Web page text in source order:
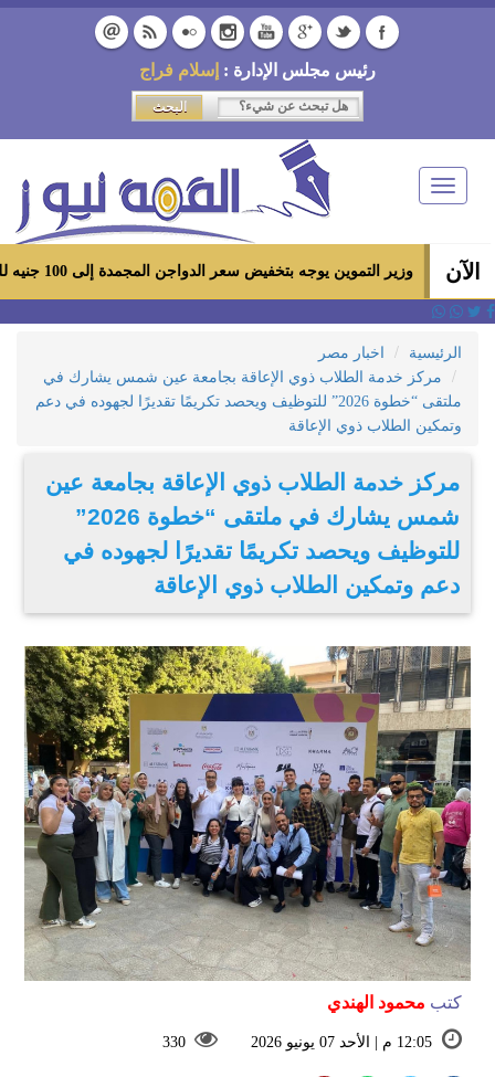
رئيس مجلس الإدارة : إسلام فراج
Toggle
navigation
الآن
وزير التموين يوجه بتخفيض سعر الدواجن المجمدة إلى 100 جنيه للكيلو بالمجمعات الاستهلاكية ومعارض «أهلاً رمضان»
الرئيسية
اخبار مصر
مركز خدمة الطلاب ذوي الإعاقة بجامعة عين شمس يشارك في
ملتقى “خطوة 2026” للتوظيف ويحصد تكريمًا تقديرًا لجهوده في دعم
وتمكين الطلاب ذوي الإعاقة
مركز خدمة الطلاب ذوي الإعاقة بجامعة عين
شمس يشارك في ملتقى “خطوة 2026”
للتوظيف ويحصد تكريمًا تقديرًا لجهوده في
دعم وتمكين الطلاب ذوي الإعاقة
كتب محمود الهندي
12:05 م | الأحد 07 يونيو 2026 330